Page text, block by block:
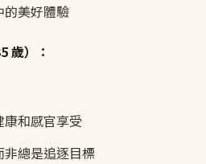
的美好體驗
歲）：
和感官享受
總是追逐目標